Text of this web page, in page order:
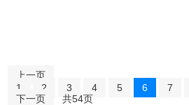
上一页
1
2 3 4 5 6 7
下一页
共54页